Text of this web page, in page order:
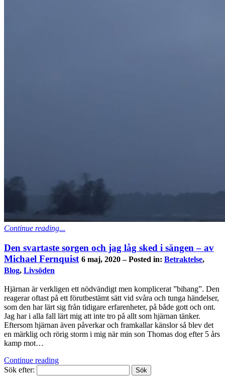
Continue reading...
Den svartaste sorgen och jag låg sked i sängen – av
Michael Fernquist 6 maj, 2020 – Posted in: Betraktelse,
Blog, Livsöden
Hjärnan är verkligen ett nödvändigt men komplicerat ”bihang”. Den
reagerar oftast på ett förutbestämt sätt vid svåra och tunga händelser,
som den har lärt sig från tidigare erfarenheter, på både gott och ont.
Jag har i alla fall lärt mig att inte tro på allt som hjärnan tänker.
Eftersom hjärnan även påverkar och framkallar känslor så blev det
en märklig och rörig storm i mig när min son Thomas dog efter 5 års
kamp mot…
Continue reading
Sök efter: